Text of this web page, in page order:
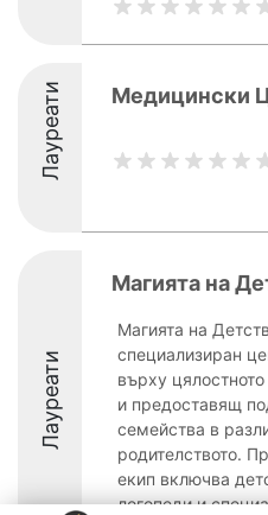
Лауреати Медицински
Лауреати
Магията на
Магията на
специализиран
върху
и предоставящ
семейства в
родителството.
екип включва
логопеди и